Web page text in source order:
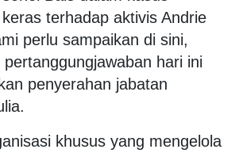
terhadap aktivis Andrie
perlu sampaikan di sini,
hari ini
penyerahan jabatan
khusus yang mengelola